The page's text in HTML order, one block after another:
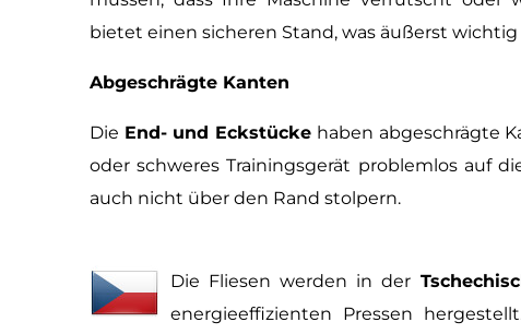
bietet einen sicheren Stand, was äußerst wichtig
Abgeschrägte Kanten
Die End- und Eckstücke haben abgeschrägte
oder schweres Trainingsgerät problemlos auf
auch nicht über den Rand stolpern.
Die Fliesen werden in der
energieeffizienten Pressen